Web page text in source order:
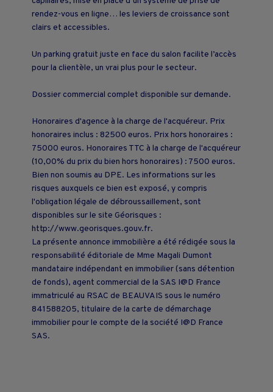
rendez-vous en ligne… les leviers de croissance sont
clairs et accessibles.
Un parking gratuit juste en face du salon facilite l’accès
pour la clientèle, un vrai plus pour le secteur.
Dossier commercial complet disponible sur demande.
Honoraires d'agence à la charge de l'acquéreur. Prix
honoraires inclus : 82500 euros. Prix hors honoraires :
75000 euros. Honoraires TTC à la charge de l'acquéreur
(10,00% du prix du bien hors honoraires) : 7500 euros.
Bien non soumis au DPE. Les informations sur les
risques auxquels ce bien est exposé, y compris
l'obligation légale de débroussaillement, sont
disponibles sur le site Géorisques :
http://www.georisques.gouv.fr.
La présente annonce immobilière a été rédigée sous la
responsabilité éditoriale de Mme Magali Dumont
mandataire indépendant en immobilier (sans détention
de fonds), agent commercial de la SAS I@D France
immatriculé au RSAC de BEAUVAIS sous le numéro
841588205, titulaire de la carte de démarchage
immobilier pour le compte de la société I@D France
SAS.